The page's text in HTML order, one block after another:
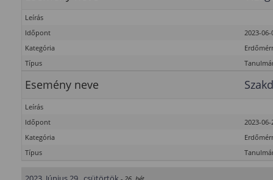
Leírás
Időpont
2023-06-
Kategória
Típus
Esemény neve
Leírás
Időpont
2023-06-
Kategória
Típus